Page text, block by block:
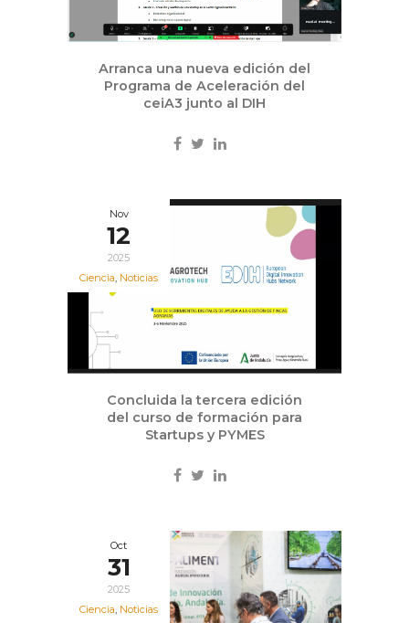
Arranca una nueva edición del
Programa de Aceleración del
ceiA3 junto al DIH
Nov
12
2025
Ciencia, Noticias
Concluida la tercera edición
del curso de formación para
Startups y PYMES
Oct
31
2025
Ciencia, Noticias